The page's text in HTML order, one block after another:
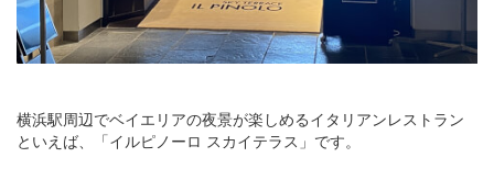
横浜駅周辺でベイエリアの夜景が楽しめるイタリアンレストラン
といえば、「イルピノーロ スカイテラス」です。